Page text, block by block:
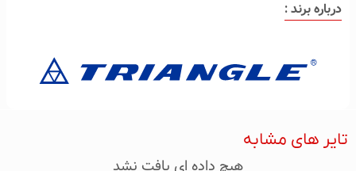
درباره برند :
تایر های مشابه
هیچ داده ای یافت نشد